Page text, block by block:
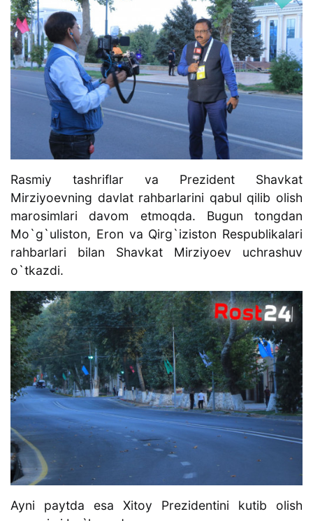
Rasmiy tashriflar va Prezident Shavkat
Mirziyoevning davlat rahbarlarini qabul qilib olish
marosimlari davom etmoqda. Bugun tongdan
Mo`g`uliston, Eron va Qirg`iziston Respublikalari
rahbarlari bilan Shavkat Mirziyoev uchrashuv
o`tkazdi.
Ayni paytda esa Xitoy Prezidentini kutib olish